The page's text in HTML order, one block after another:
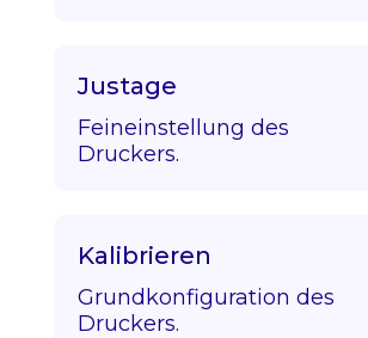
Justage
Feineinstellung des
Druckers.
Kalibrieren
Grundkonfiguration des
Druckers.